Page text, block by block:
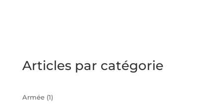
Articles par catégorie
Armée(1)